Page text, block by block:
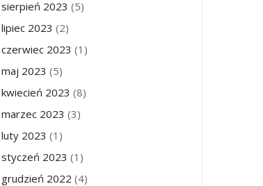
sierpień 2023 (5)
lipiec 2023 (2)
czerwiec 2023 (1)
maj 2023 (5)
kwiecień 2023 (8)
marzec 2023 (3)
luty 2023 (1)
styczeń 2023 (1)
grudzień 2022 (4)